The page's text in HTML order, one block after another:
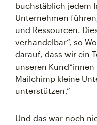
buchstäblich jedem
Unternehmen
und Ressourcen.
verhandelbar“, so
darauf, dass wir ein
unseren
Mailchimp kleine
unterstützen.“
Und das war noch